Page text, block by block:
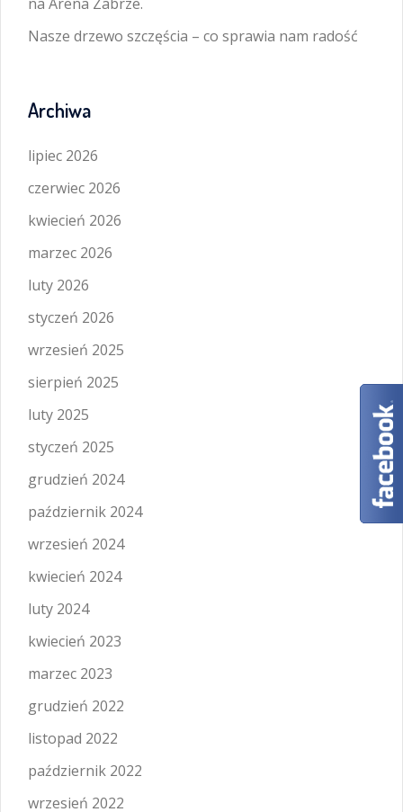
Nasze drzewo szczęścia – co sprawia nam radość
Archiwa
lipiec 2026
czerwiec 2026
kwiecień 2026
marzec 2026
luty 2026
styczeń 2026
wrzesień 2025
sierpień 2025
luty 2025
styczeń 2025
grudzień 2024
październik 2024
wrzesień 2024
kwiecień 2024
luty 2024
kwiecień 2023
marzec 2023
grudzień 2022
listopad 2022
październik 2022
wrzesień 2022